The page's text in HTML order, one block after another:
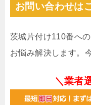
お問い合わせは
茨城片付け110番へ
お悩み解決します。
＼業者